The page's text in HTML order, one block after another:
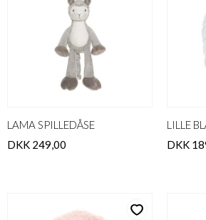
LAMA SPILLEDÅSE
DKK 249,00
LILLE
DKK